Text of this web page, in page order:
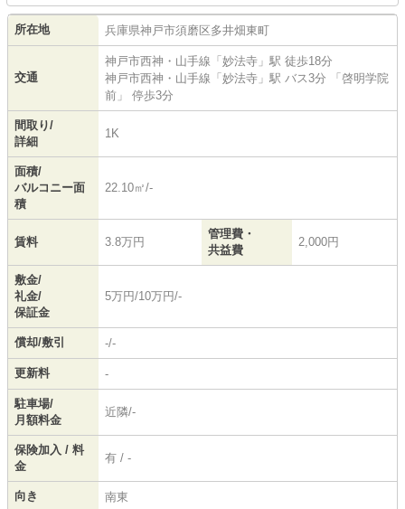
所在地 兵庫県神戸市須磨区多井畑東町
交通
神戸市西神・山手線 「 妙法寺 」駅 徒歩18分
神戸市西神・山手線 「 妙法寺 」駅 バス3分 「啓明学院
前」 停歩3分
間取り/
詳細
1K
面積/
バルコニー面
積
22.10㎡/-
賃料 3.8万円
管理費・
共益費
2,000円
敷金/
礼金/
保証金
5万円/10万円/-
償却/敷引 -/-
更新料 -
駐車場/
月額料金
近隣/-
保険加入 / 料
金
有 / -
向き 南東